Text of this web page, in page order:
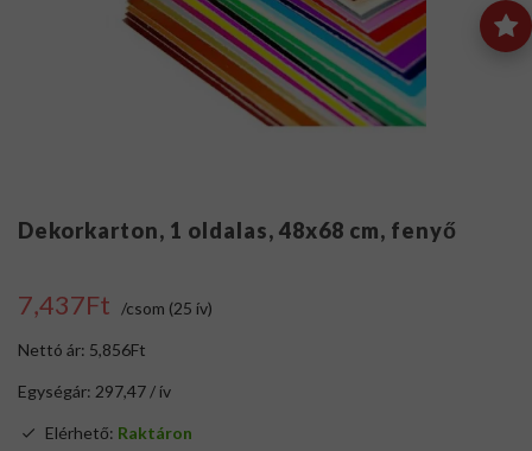
Dekorkarton, 1 oldalas, 48x68 cm, fenyő
7,437Ft /csom (25 ív)
Nettó ár: 5,856Ft
Egységár: 297,47 / ív
Elérhető: Raktáron